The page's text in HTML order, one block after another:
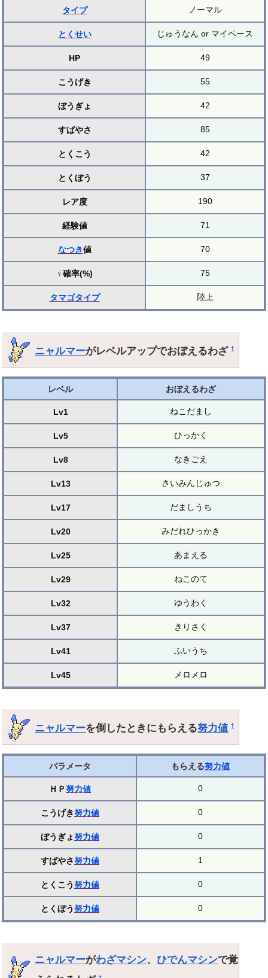
タイプ ノーマル
とくせい じゅうなん or マイペース
HP 49
こうげき 55
ぼうぎょ 42
すばやさ 85
とくこう 42
とくぼう 37
レア度 190
経験値 71
なつき値 70
♀確率(%) 75
タマゴタイプ 陸上
ニャルマーがレベルアップでおぼえるわざ†
レベル おぼえるわざ
Lv1 ねこだまし
Lv5 ひっかく
Lv8 なきごえ
Lv13 さいみんじゅつ
Lv17 だましうち
Lv20 みだれひっかき
Lv25 あまえる
Lv29 ねこのて
Lv32 ゆうわく
Lv37 きりさく
Lv41 ふいうち
Lv45 メロメロ
ニャルマーを倒したときにもらえる努力値 †
パラメータ もらえる努力値
ＨＰ努力値 0
こうげき努力値 0
ぼうぎょ努力値 0
すばやさ努力値 1
とくこう努力値 0
とくぼう努力値 0
ニャルマーがわざマシン、ひでんマシンで覚